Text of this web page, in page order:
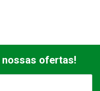
ofertas!